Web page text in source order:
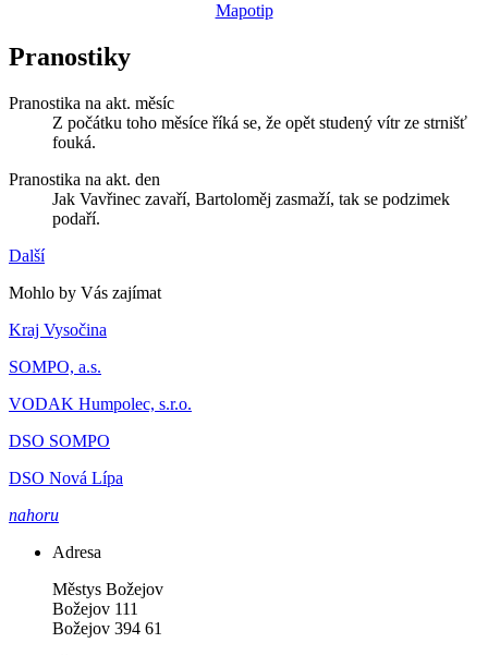
Mapotip
Pranostiky
Pranostika na akt. měsíc
Z počátku toho měsíce říká se, že opět studený vítr ze strnišť
fouká.
Pranostika na akt. den
Jak Vavřinec zavaří, Bartoloměj zasmaží, tak se podzimek
podaří.
Další
Mohlo by Vás zajímat
Kraj Vysočina
SOMPO, a.s.
VODAK Humpolec, s.r.o.
DSO SOMPO
DSO Nová Lípa
nahoru
Adresa
Městys Božejov
Božejov 111
Božejov 394 61